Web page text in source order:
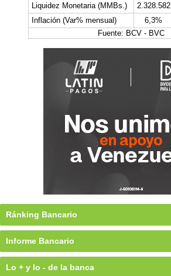
Liquidez Monetaria (MMBs.)
2.328.582
Inflación (Var% mensual)
6,3%
Fuente: BCV - BVC
Ránking Bancario
Informe Bancario
Lo + y lo - de la banca